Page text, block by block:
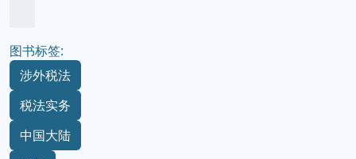
图书标签:
涉外税法
税法实务
中国大陆